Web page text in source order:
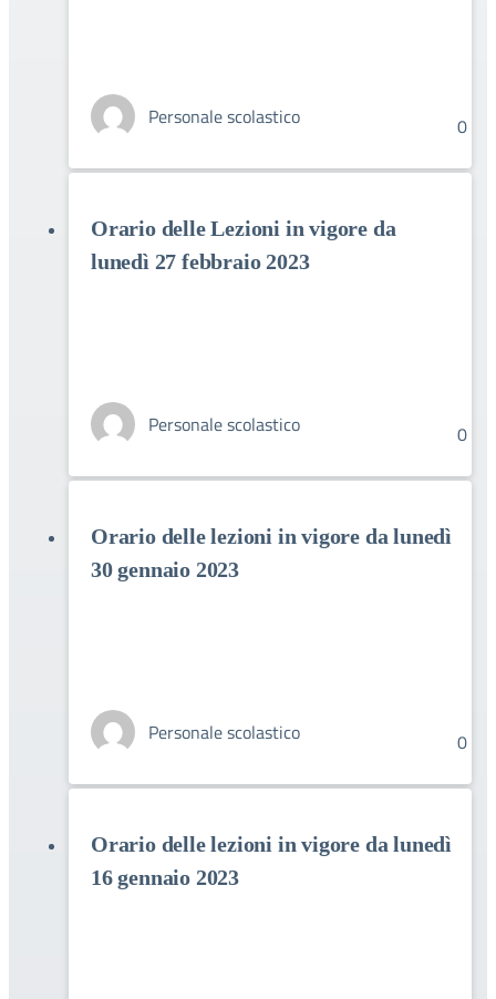
Personale scolastico 0
Orario delle Lezioni in vigore da
lunedì 27 febbraio 2023
Personale scolastico 0
Orario delle lezioni in vigore da lunedì
30 gennaio 2023
Personale scolastico 0
Orario delle lezioni in vigore da lunedì
16 gennaio 2023